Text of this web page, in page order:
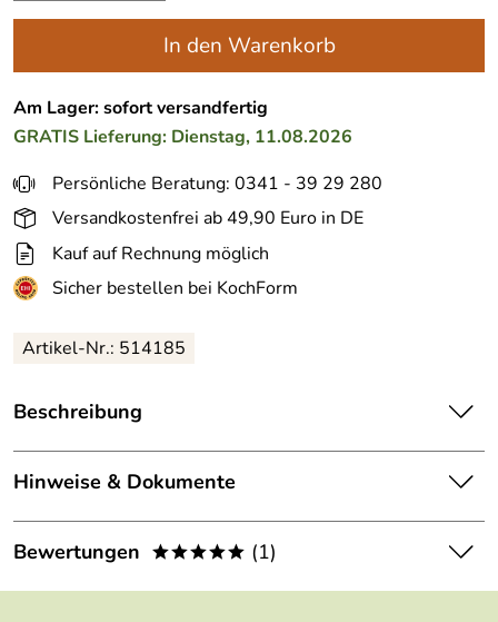
In den Warenkorb
Am Lager: sofort versandfertig
GRATIS Lieferung: Dienstag, 11.08.2026
Persönliche Beratung: 0341 - 39 29 280
Versandkostenfrei ab 49,90 Euro in DE
Kauf auf Rechnung möglich
Sicher bestellen bei KochForm
Artikel-Nr.: 514185
Beschreibung
Emsa Isolierkanne Plaza in Eis. Die Isolierkanne in
klassischer Form und edler Farbe.
Die Isolierkanne Plaza von Emsa bietet einen
hochwertigen Glas-Isolierkolben. Neben der hohen
Hinweise & Dokumente
Dokumente zum Download:
Emsa Garantieerklärung (54kB)
Bewertungen ***** (1)